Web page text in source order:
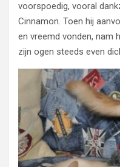
voorspoedig, vooral
Cinnamon. Toen hij
en vreemd vonden, nam
zijn ogen steeds even